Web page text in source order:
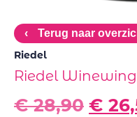
‹ Terug naar
Riedel
Riedel
€28,90 €